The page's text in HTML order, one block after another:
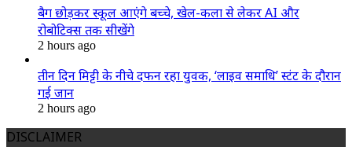
बैग छोड़कर स्कूल आएंगे बच्चे, खेल-कला से लेकर AI और
रोबोटिक्स तक सीखेंगे
2 hours ago
तीन दिन मिट्टी के नीचे दफन रहा युवक, ‘लाइव समाधि’ स्टंट के दौरान
गई जान
2 hours ago
DISCLAIMER